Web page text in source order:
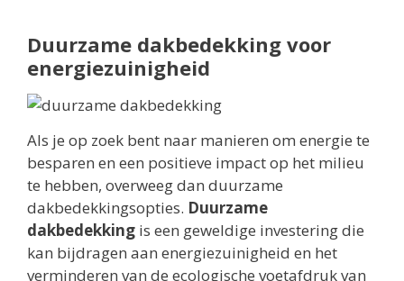
Duurzame dakbedekking voor
energiezuinigheid
Als je op zoek bent naar manieren om energie te
besparen en een positieve impact op het milieu
te hebben, overweeg dan duurzame
dakbedekkingsopties. Duurzame
dakbedekking is een geweldige investering die
kan bijdragen aan energiezuinigheid en het
verminderen van de ecologische voetafdruk van